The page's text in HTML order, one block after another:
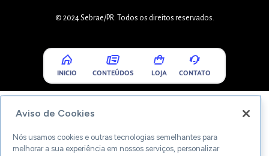
© 2024 Sebrae/PR. Todos os direitos reservados.
INICIO CONTEÚDOS LOJA CONTATO
Aviso de Cookies
Nós usamos cookies e outras tecnologias semelhantes para
melhorar a sua experiência em nossos serviços, personalizar